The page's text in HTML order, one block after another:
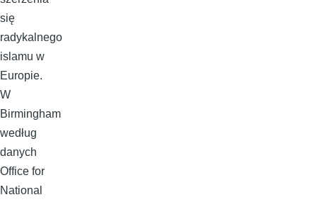
się
radykalnego
islamu w
Europie.
W
Birmingham
według
danych
Office for
National